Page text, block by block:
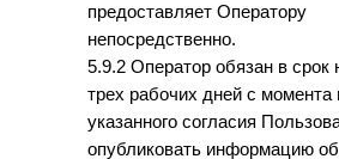
предоставляет Оператору
непосредственно.
5.9.2 Оператор обязан в срок
трех рабочих дней с момента
указанного согласия
опубликовать информацию